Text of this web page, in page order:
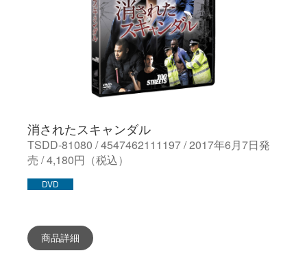
消されたスキャンダル
TSDD-81080 / 4547462111197 / 2017年6月7日発
売 / 4,180円（税込）
DVD
商品詳細